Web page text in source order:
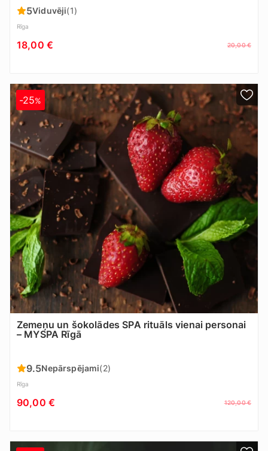
5Viduvēji(1)
Rīga
18,00 € 20,00 €
-25%
Zemeņu un šokolādes SPA rituāls vienai personai
– MYSPA Rīgā
9.5Nepārspējami(2)
Rīga
90,00 € 120,00 €